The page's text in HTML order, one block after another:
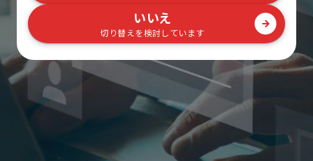
いいえ
切り替えを検討しています